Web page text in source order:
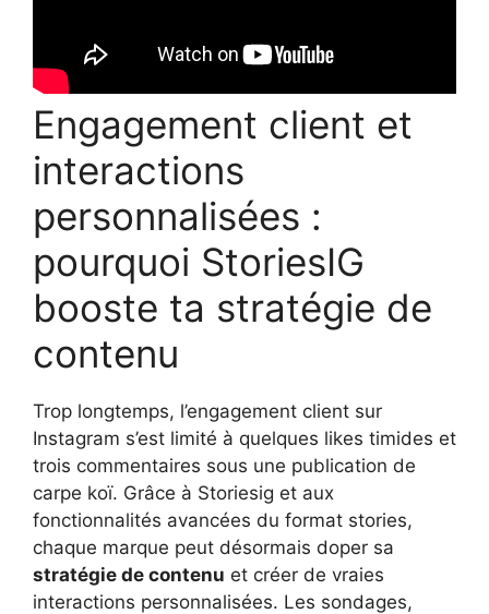
Engagement client et
interactions
personnalisées :
pourquoi StoriesIG
booste ta stratégie de
contenu
Trop longtemps, l’engagement client sur
Instagram s’est limité à quelques likes timides et
trois commentaires sous une publication de
carpe koï. Grâce à Storiesig et aux
fonctionnalités avancées du format stories,
chaque marque peut désormais doper sa
stratégie de contenu et créer de vraies
interactions personnalisées. Les sondages,